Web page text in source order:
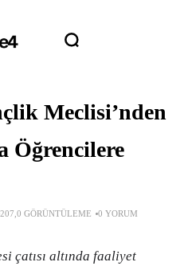
Meclisi’nden
Öğrencilere
207,0 GÖRÜNTÜLEME 0 YORUM
çatısı altında faaliyet